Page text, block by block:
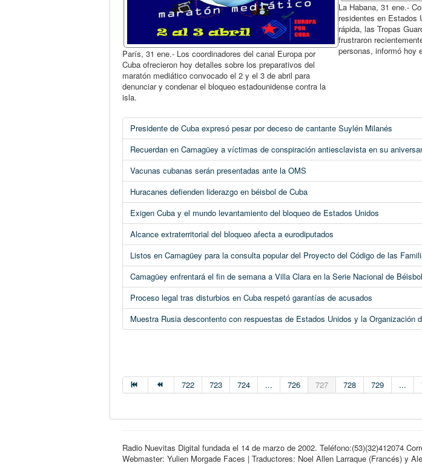
París, 31 ene.- Los coordinadores del canal Europa por
Cuba ofrecieron hoy detalles sobre los preparativos del
maratón mediático convocado el 2 y el 3 de abril para
denunciar y condenar el bloqueo estadounidense contra la
isla.
La Habana, 31 ene.-
residentes en Estados
rápida, las Tropas
frustraron
personas, informó hoy
Presidente de Cuba expresó pesar por deceso de cantante Suylén Milanés
Recuerdan en Camagüey a víctimas de conspiración antiesclavista en su
Vacunas cubanas serán presentadas ante la OMS
Huracanes defienden liderazgo en béisbol de Cuba
Exigen Cuba y el mundo levantamiento del bloqueo de Estados Unidos
Alcance extraterritorial del bloqueo afecta a eurodiputados
Listos en Camagüey para la consulta popular del Proyecto del Código de las
Camagüey enfrentará el fin de semana a Villa Clara en la Serie Nacional de Béisbol
Proceso legal tras disturbios en Cuba respetó garantías de acusados
Muestra Rusia descontento con respuestas de Estados Unidos y la Organización
722
723 724 ... 726 727 728 729 ...
Radio Nuevitas Digital fundada el 14 de marzo de 2002. Teléfono:(53)(32)412074
Webmaster: Yulien Morgade Faces | Traductores: Noel Allen Larraque (Francés) y